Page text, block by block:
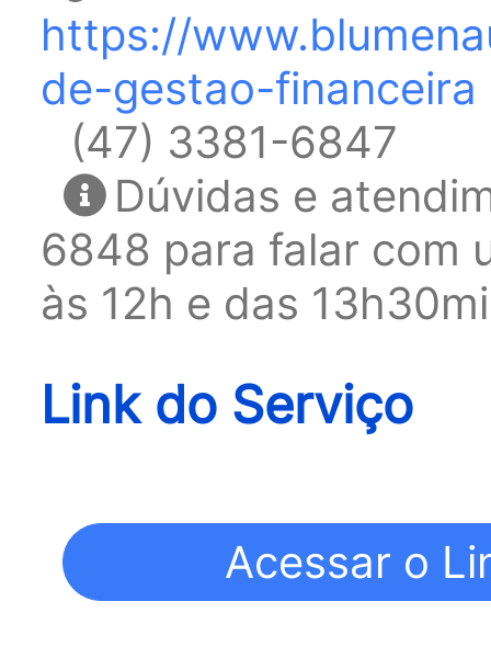
https://
de-gestao-financeira
(47) 3381-6847
Dúvidas e
6848 para falar com
às 12h e das
Link do Serviço